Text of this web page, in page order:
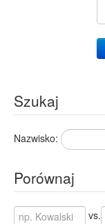
Szukaj
Nazwisko:
Porównaj
vs.